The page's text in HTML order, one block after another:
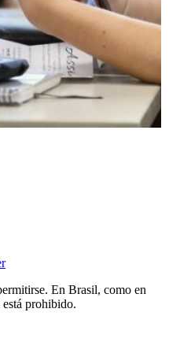
En Brasil, como en
está prohibido.